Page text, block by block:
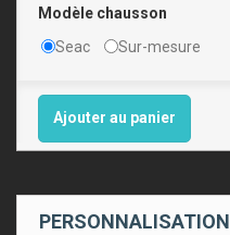
Modèle chausson
Seac
Sur-mesure
Ajouter au panier
PERSONNALISATION